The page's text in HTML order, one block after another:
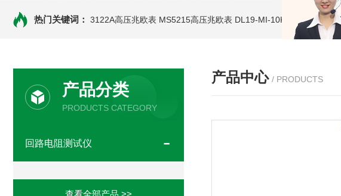
热门关键词： 3122A高压兆欧表 MS5215高压兆欧表 DL19-MI-10KVe 高压兆欧表
产品分类
PRODUCTS CATEGORY
回路电阻测试仪
查看全部产品 >>
产品中心 / PRODUCTS